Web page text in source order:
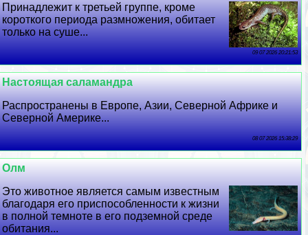
Принадлежит к третьей группе, кроме
короткого периода размножения, обитает
только на суше...
09 07 2026 20:21:53
Настоящая саламaндра
Распространены в Европе, Азии, Северной Африке и
Северной Америке...
08 07 2026 15:38:29
Олм
Это животное является самым известным
благодаря его приспособленности к жизни
в полной темноте в его подземной среде
обитания...